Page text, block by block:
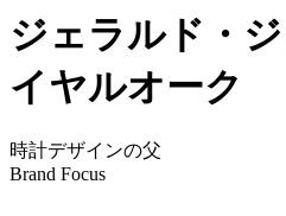
ジェラルド・
イヤルオーク
時計デザインの父
Brand Focus